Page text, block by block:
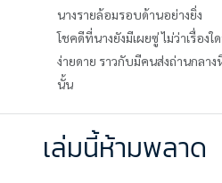
นางรายล้อมรอบด้านอย่างยิ่ง
โชคดีที่นางยังมีเผยซู่ ไม่ว่าเรื่อง
ง่ายดาย ราวกับมีคนส่งถ่านกลาง
นั้น
เล่มนี้ห้ามพลาด